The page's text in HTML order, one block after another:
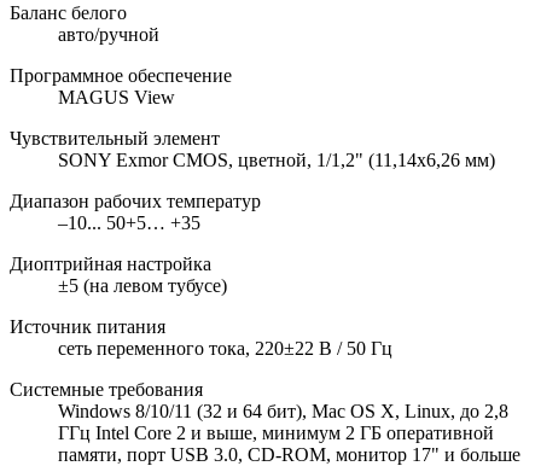
Баланс белого
авто/ручной
Программное обеспечение
MAGUS View
Чувствительный элемент
SONY Exmor CMOS, цветной, 1/1,2" (11,14x6,26 мм)
Диапазон рабочих температур
–10... 50+5… +35
Диоптрийная настройка
±5 (на левом тубусе)
Источник питания
сеть переменного тока, 220±22 В / 50 Гц
Системные требования
Windows 8/10/11 (32 и 64 бит), Mac OS X, Linux, до 2,8
ГГц Intel Core 2 и выше, минимум 2 ГБ оперативной
памяти, порт USB 3.0, CD-ROM, монитор 17" и больше